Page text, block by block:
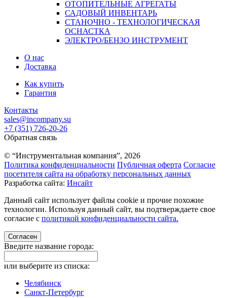
ОТОПИТЕЛЬНЫЕ АГРЕГАТЫ
САДОВЫЙ ИНВЕНТАРЬ
СТАНОЧНО - ТЕХНОЛОГИЧЕСКАЯ
ОСНАСТКА
ЭЛЕКТРО/БЕНЗО ИНСТРУМЕНТ
О нас
Доставка
Как купить
Гарантия
Контакты
sales@incompany.su
+7 (351) 726-20-26
Обратная связь
© “Инструментальная компания”, 2026
Политика конфиденциальности Публичная оферта Согласие
посетителя сайта на обработку персональных данных
Разработка сайта: Инсайт
Данный сайт использует файлы cookie и прочие похожие
технологии. Используя данный сайт, вы подтверждаете свое
согласие с политикой конфиденциальности сайта.
Согласен
Введите название города:
или выберите из списка:
Челябинск
Санкт-Петербург